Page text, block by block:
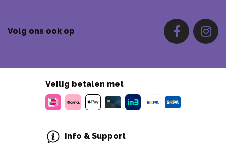
Volg ons ook op
Veilig betalen met
Info & Support